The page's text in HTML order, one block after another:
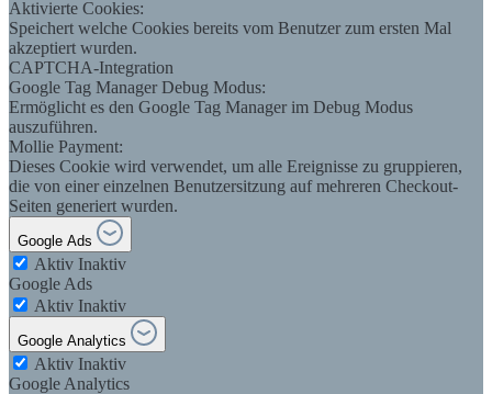
Aktivierte Cookies:
Speichert welche Cookies bereits vom Benutzer zum ersten Mal
akzeptiert wurden.
CAPTCHA-Integration
Google Tag Manager Debug Modus:
Ermöglicht es den Google Tag Manager im Debug Modus
auszuführen.
Mollie Payment:
Dieses Cookie wird verwendet, um alle Ereignisse zu gruppieren,
die von einer einzelnen Benutzersitzung auf mehreren Checkout-
Seiten generiert wurden.
Google Ads
Aktiv Inaktiv
Google Ads
Aktiv Inaktiv
Google Analytics
Aktiv Inaktiv
Google Analytics